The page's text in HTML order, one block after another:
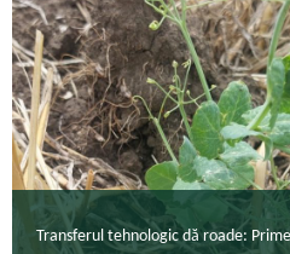
Transferul tehnologic dă roade: